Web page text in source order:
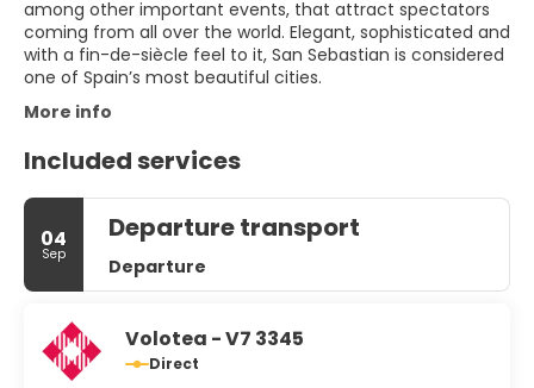
among other important events, that attract spectators
coming from all over the world. Elegant, sophisticated and
with a fin-de-siècle feel to it, San Sebastian is considered
one of Spain’s most beautiful cities.
More info
Included services
04
Sep
Departure transport
Departure
Volotea - V7 3345
Direct